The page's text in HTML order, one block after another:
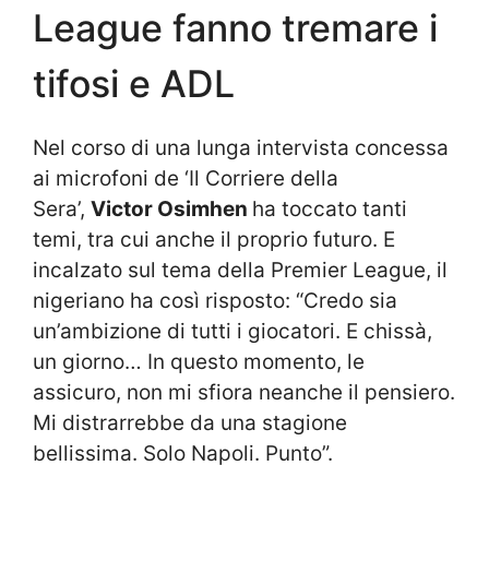
League fanno tremare i
tifosi e ADL
Nel corso di una lunga intervista concessa
ai microfoni de ‘Il Corriere della
Sera’, Victor Osimhen ha toccato tanti
temi, tra cui anche il proprio futuro. E
incalzato sul tema della Premier League, il
nigeriano ha così risposto: “Credo sia
un’ambizione di tutti i giocatori. E chissà,
un giorno… In questo momento, le
assicuro, non mi sfiora neanche il pensiero.
Mi distrarrebbe da una stagione
bellissima. Solo Napoli. Punto”.